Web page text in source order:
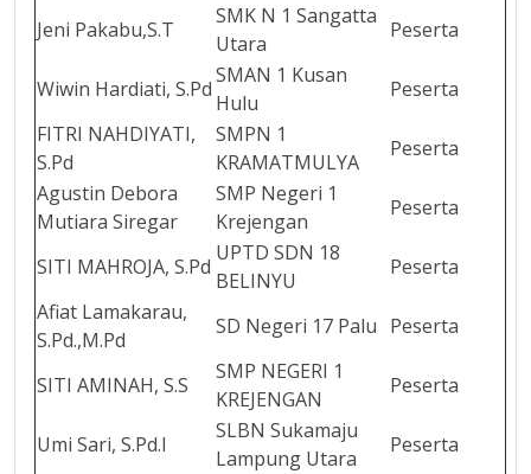
Jeni Pakabu,S.T
SMK N 1 Sangatta
Utara
Peserta
Wiwin Hardiati, S.Pd
SMAN 1 Kusan
Hulu
Peserta
FITRI NAHDIYATI,
S.Pd
SMPN 1
KRAMATMULYA
Peserta
Agustin Debora
Mutiara Siregar
SMP Negeri 1
Krejengan
Peserta
SITI MAHROJA, S.Pd
UPTD SDN 18
BELINYU
Peserta
Afiat Lamakarau,
S.Pd.,M.Pd
SD Negeri 17 Palu Peserta
SITI AMINAH, S.S
SMP NEGERI 1
KREJENGAN
Peserta
Umi Sari, S.Pd.I
SLBN Sukamaju
Lampung Utara
Peserta